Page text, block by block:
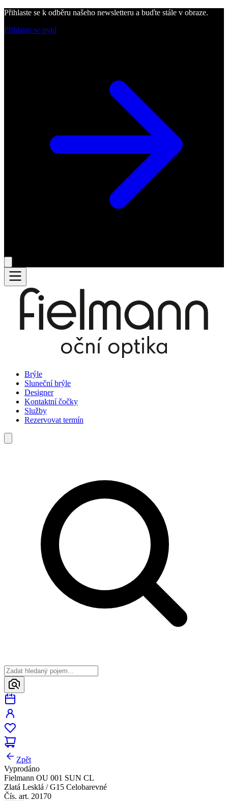
Přihlaste se k odběru našeho newsletteru a buďte stále v obraze.
Přihlaste se nyní
Brýle
Sluneční brýle
Designer
Kontaktní čočky
Služby
Rezervovat termín
Zpět
Vyprodáno
Fielmann OU 001 SUN CL
Zlatá Lesklá / G15 Celobarevné
Čís. art. 20170